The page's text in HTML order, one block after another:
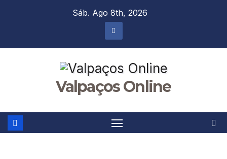
Sáb. Ago 8th, 2026
Valpaços Online